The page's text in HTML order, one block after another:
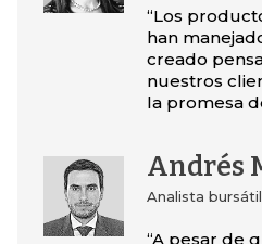
“Los
han
creado
nuestros
la promesa
Andrés
Analista bursátil
“A pesar de